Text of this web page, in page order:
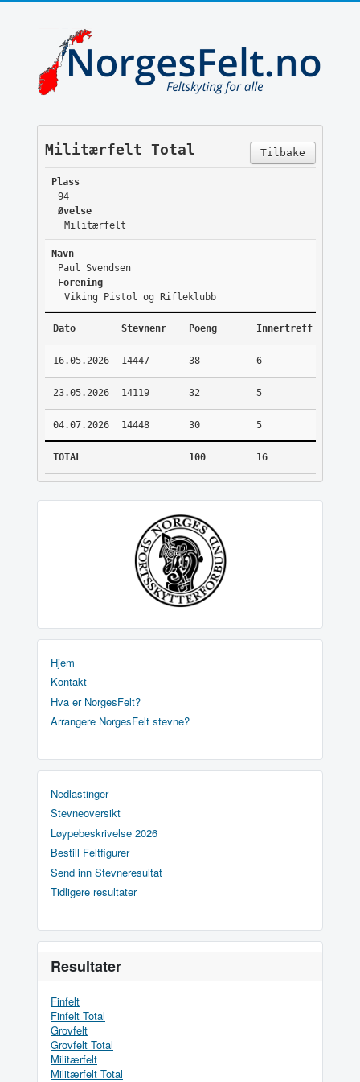
Tilbake
Militærfelt Total
Plass
94
Øvelse
Militærfelt
Navn
Paul Svendsen
Forening
Viking Pistol og Rifleklubb
Dato Stevnenr Poeng Innertreff
16.05.2026 14447 38 6
23.05.2026 14119 32 5
04.07.2026 14448 30 5
TOTAL 100 16
Hjem
Kontakt
Hva er NorgesFelt?
Arrangere NorgesFelt stevne?
Nedlastinger
Stevneoversikt
Løypebeskrivelse 2026
Bestill Feltfigurer
Send inn Stevneresultat
Tidligere resultater
Resultater
Finfelt
Finfelt Total
Grovfelt
Grovfelt Total
Militærfelt
Militærfelt Total